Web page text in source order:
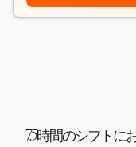
7.5時間のシフトに